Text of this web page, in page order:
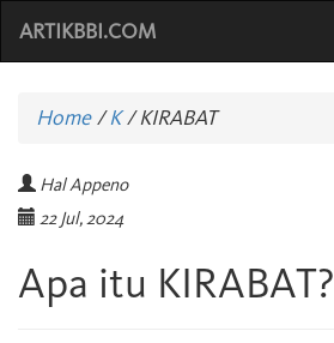
ARTIKBBI.COM
Home/K /KIRABAT
Hal Appeno
22 Jul, 2024
Apa itu KIRABAT?